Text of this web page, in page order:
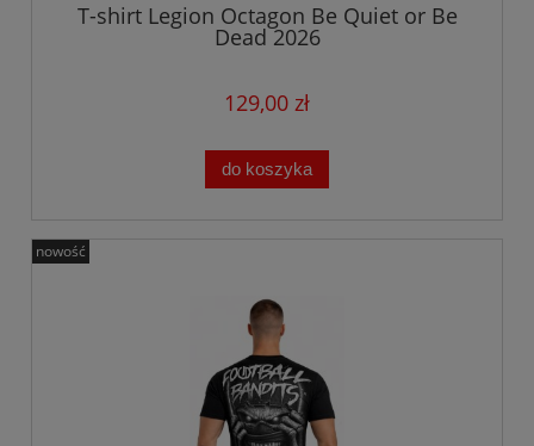
T-shirt Legion Octagon Be Quiet or Be
Dead 2026
129,00 zł
do koszyka
nowość